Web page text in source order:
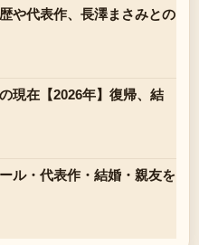
や代表作、長澤まさみとの
現在【2026年】復帰、結
ル・代表作・結婚・親友を